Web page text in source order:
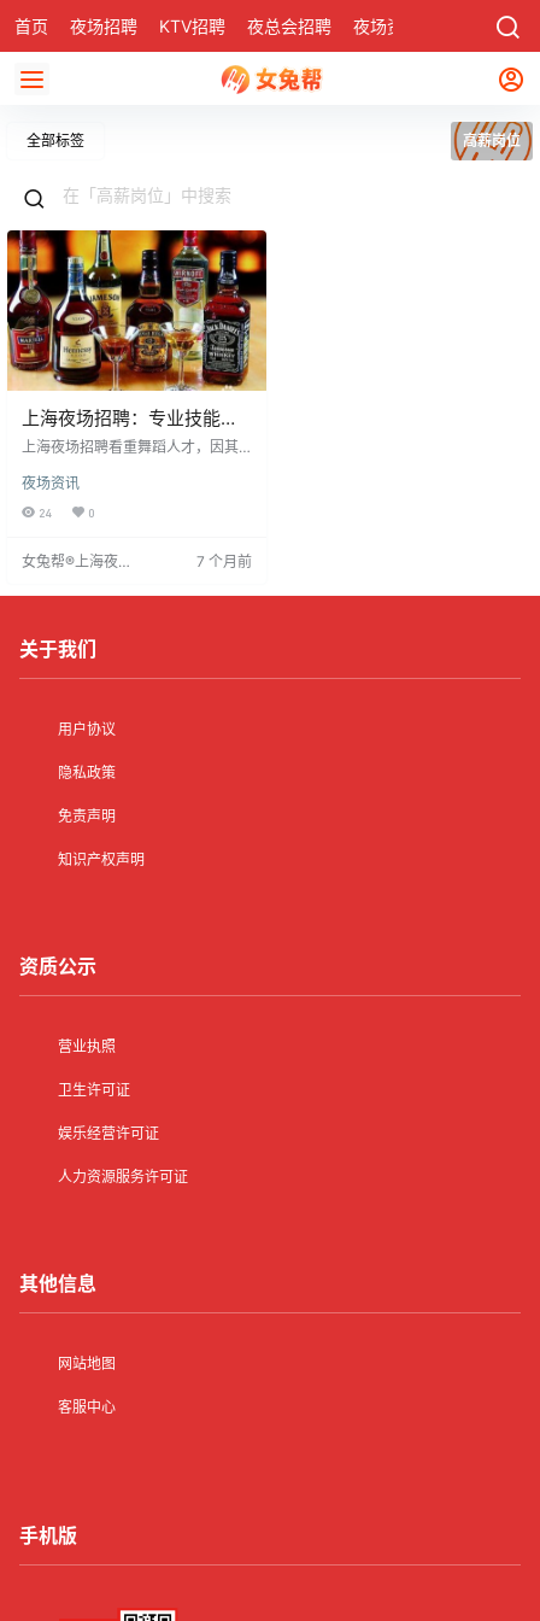
首页 夜场招聘 KTV招聘 夜总会招聘 夜场资讯 社区
全部标签 高薪岗位
上海夜场招聘：专业技能人
才的高薪岗位
上海夜场招聘看重舞蹈人才，因其
专业舞者能引领全场，营造热烈氛
围，获得高收入。对于热爱跳舞且
展现与经济回报，是追求高薪与自
夜场资讯
24 0
女兔帮®上海夜场
7 个月前
关于我们
用户协议
隐私政策
免责声明
知识产权声明
资质公示
营业执照
卫生许可证
娱乐经营许可证
人力资源服务许可证
其他信息
网站地图
客服中心
手机版